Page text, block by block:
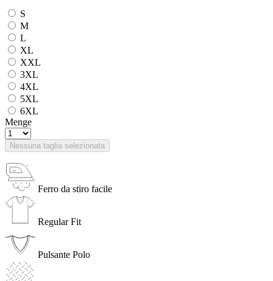
S
M
L
XL
XXL
3XL
4XL
5XL
6XL
Menge
Nessuna taglia selezionata
Ferro da stiro facile
Regular Fit
Pulsante Polo